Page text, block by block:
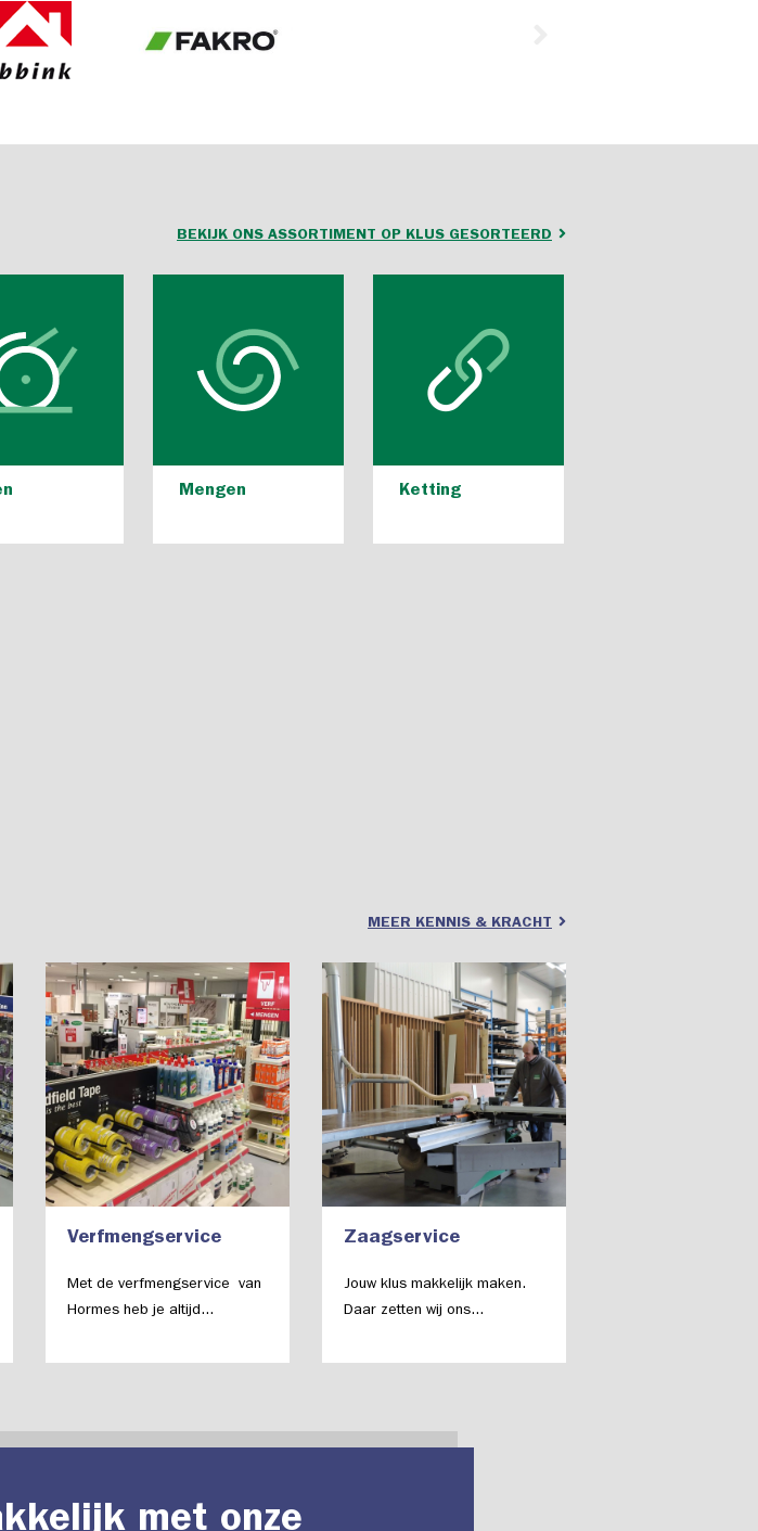
BEKIJK ONS ASSORTIMENT OP KLUS GESORTEERD
Mengen Ketting
MEER KENNIS & KRACHT
Verfmengservice
Met de verfmengservice van
Hormes heb je altijd...
Zaagservice
Jouw klus makkelijk maken.
Daar zetten wij ons...
met onze